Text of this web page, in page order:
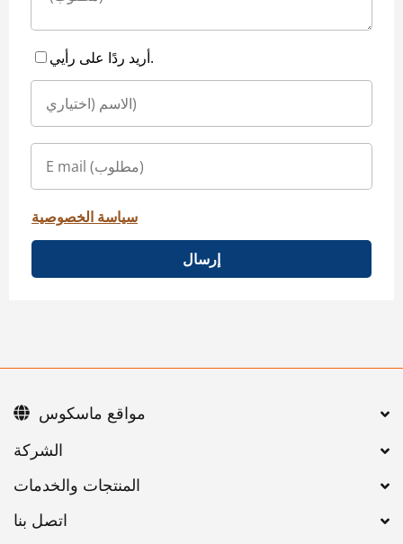
أريد ردًا على رأيي.
سياسة الخصوصية
إرسال
اتصل بنا
مواقع ماسكوس